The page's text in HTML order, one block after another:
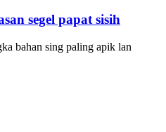
segel papat sisih
bahan sing paling apik lan